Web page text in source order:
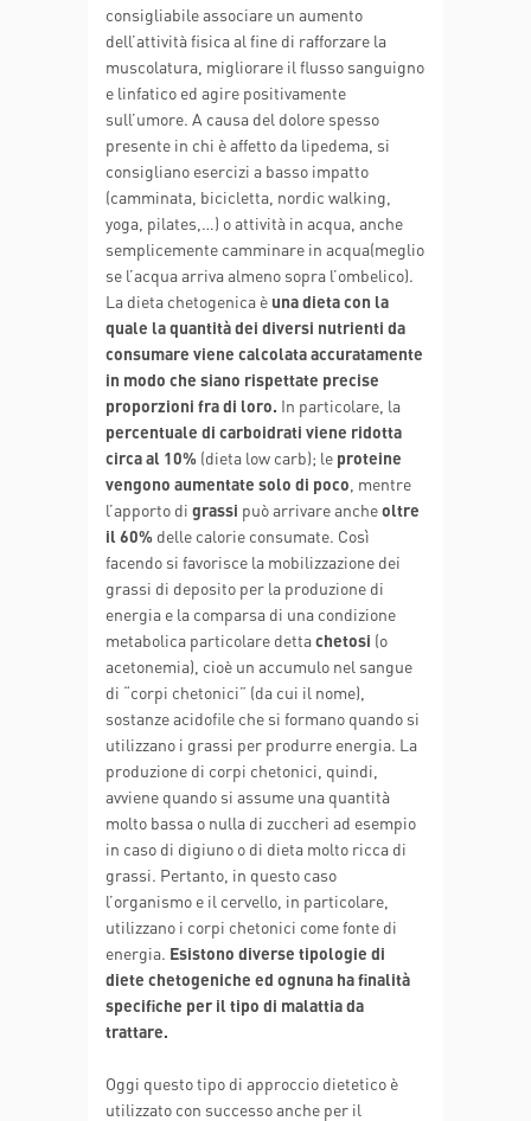
consigliabile associare un aumento
dell’attività fisica al fine di rafforzare la
muscolatura, migliorare il flusso sanguigno
e linfatico ed agire positivamente
sull’umore. A causa del dolore spesso
presente in chi è affetto da lipedema, si
consigliano esercizi a basso impatto
(camminata, bicicletta, nordic walking,
yoga, pilates,…) o attività in acqua, anche
semplicemente camminare in acqua(meglio
se l’acqua arriva almeno sopra l’ombelico).
La dieta chetogenica è una dieta con la
quale la quantità dei diversi nutrienti da
consumare viene calcolata accuratamente
in modo che siano rispettate precise
proporzioni fra di loro. In particolare, la
percentuale di carboidrati viene ridotta
circa al 10% (dieta low carb); le proteine
vengono aumentate solo di poco , mentre
l’apporto di grassi può arrivare ancheoltre
il 60% delle calorie consumate. Così
facendo si favorisce la mobilizzazione dei
grassi di deposito per la produzione di
energia e la comparsa di una condizione
metabolica particolare dettachetosi (o
acetonemia), cioè un accumulo nel sangue
di “corpi chetonici” (da cui il nome),
sostanze acidofile che si formano quando si
utilizzano i grassi per produrre energia. La
produzione di corpi chetonici, quindi,
avviene quando si assume una quantità
molto bassa o nulla di zuccheri ad esempio
in caso di digiuno o di dieta molto ricca di
grassi. Pertanto, in questo caso
l’organismo e il cervello, in particolare,
utilizzano i corpi chetonici come fonte di
energia. Esistono diverse tipologie di
diete chetogeniche ed ognuna ha finalità
specifiche per il tipo di malattia da
trattare.
Oggi questo tipo di approccio dietetico è
utilizzato con successo anche per il